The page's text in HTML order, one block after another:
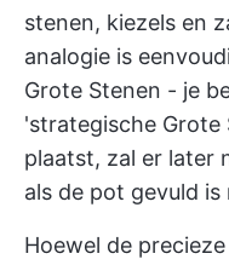
stenen, kiezels en
analogie is
Grote Stenen - je
'strategische
plaatst, zal er later
als de pot gevuld
Hoewel de